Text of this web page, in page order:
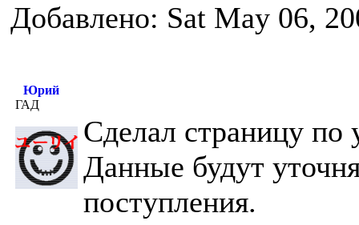
Добавлено: Sat May 06,
Юрий
ГАД
Сделал страницу
Данные будут
поступления.